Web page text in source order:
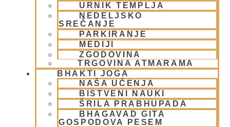
URNIK TEMPLJA
NEDELJSKO
SREČANJE
PARKIRANJE
MEDIJI
ZGODOVINA
TRGOVINA ATMARAMA
BHAKTI JOGA
NAŠA UČENJA
BISTVENI NAUKI
ŠRILA PRABHUPADA
BHAGAVAD GITA
GOSPODOVA PESEM
Človek robot? Oponaševalci
življenja
16 maja, 2009
Preberi več »